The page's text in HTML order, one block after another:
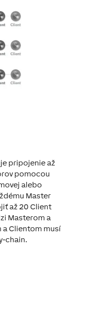
pripojenie až
pomocou
alebo
Master
až 20 Client
Masterom a
a Clientom musí
chain.